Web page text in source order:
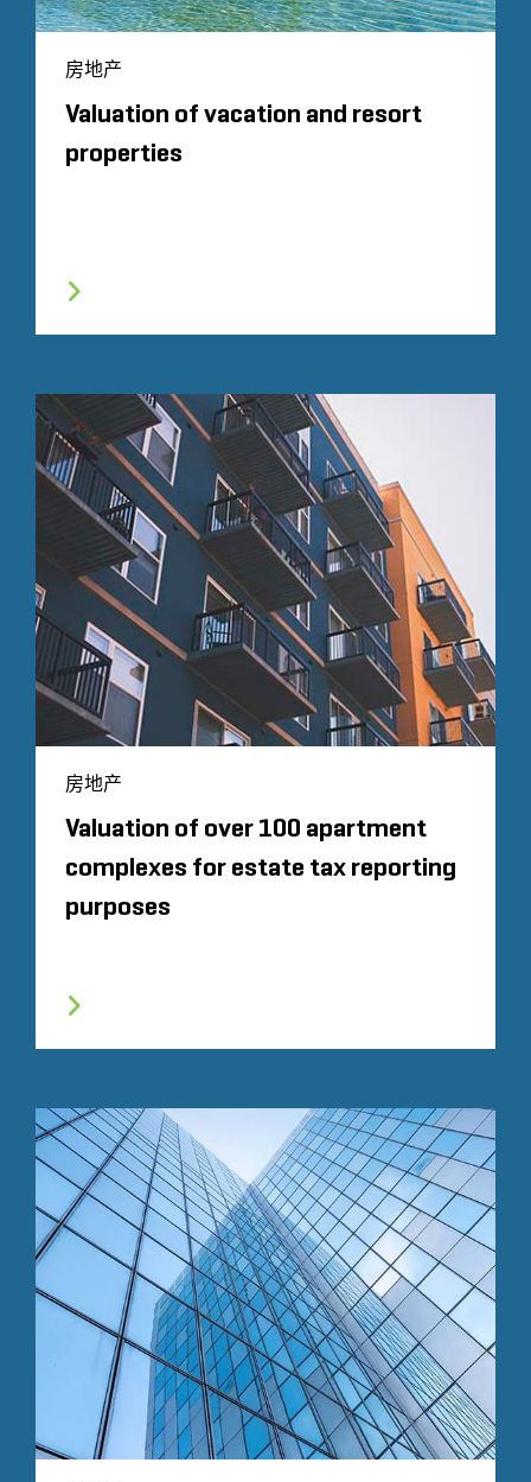
房地产
Valuation of vacation and resort
properties
房地产
Valuation of over 100 apartment
complexes for estate tax reporting
purposes